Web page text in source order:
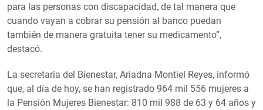
para las personas con discapacidad, de tal manera que
cuando vayan a cobrar su pensión al banco puedan
también de manera gratuita tener su medicamento”,
destacó.
La secretaria del Bienestar, Ariadna Montiel Reyes, informó
que, al día de hoy, se han registrado 964 mil 556 mujeres a
la Pensión Mujeres Bienestar: 810 mil 988 de 63 y 64 años y